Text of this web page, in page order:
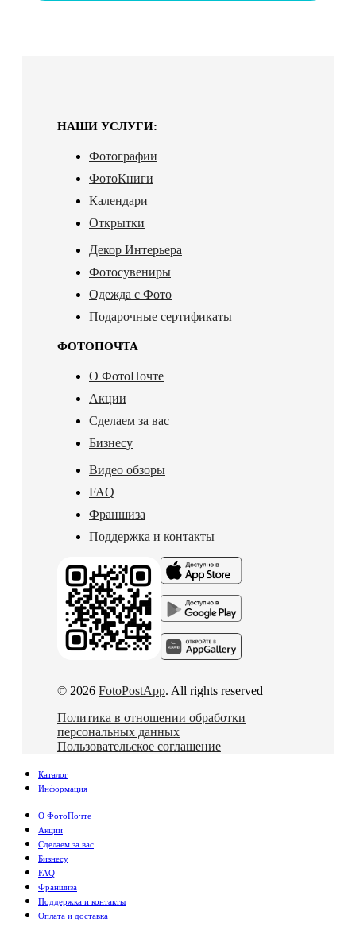
НАШИ УСЛУГИ:
Фотографии
ФотоКниги
Календари
Открытки
Декор Интерьера
Фотосувениры
Одежда с Фото
Подарочные сертификаты
ФОТОПОЧТА
О ФотоПочте
Акции
Сделаем за вас
Бизнесу
Видео обзоры
FAQ
Франшиза
Поддержка и контакты
© 2026 FotoPostApp. All rights reserved
Политика в отношении обработки
персональных данных
Пользовательское соглашение
Каталог
Информация
О ФотоПочте
Акции
Сделаем за вас
Бизнесу
FAQ
Франшиза
Поддержка и контакты
Оплата и доставка